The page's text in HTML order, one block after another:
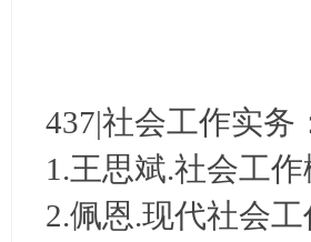
437|社会工作实务
1.王思斌.社会工
2.佩恩.现代社会